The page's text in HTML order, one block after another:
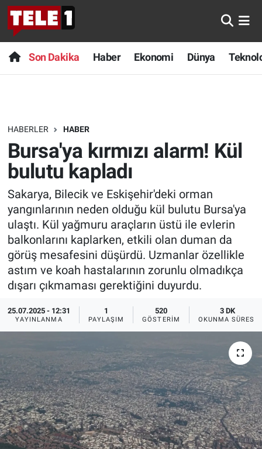
Son Dakika Haber Ekonomi Dünya
HABERLER HABER
Bursa'ya kırmızı alarm! Kül
bulutu kapladı
Sakarya, Bilecik ve Eskişehir'deki orman
yangınlarının neden olduğu kül bulutu Bursa'ya
ulaştı. Kül yağmuru araçların üstü ile evlerin
balkonlarını kaplarken, etkili olan duman da
görüş mesafesini düşürdü. Uzmanlar özellikle
astım ve koah hastalarının zorunlu olmadıkça
dışarı çıkmaması gerektiğini duyurdu.
25.07.2025 - 12:31
YAYINLANMA
1
PAYLAŞIM
520
GÖSTERIM
3 DK
OKUNMA SÜRESI
Anında Manşet
Başka Sohbetler
Bilim turu
Bilim ve Teknoloji Evreni
Doğa Konuşuyor
Dünya
Ege Saati
Ege'den Esintiler
Eğitim
Ekonomi
Forum
Gerçeğin İzinde
Son Dakika
Haber
Dünya
Teknoloji
Sağlık
Spor
Yayın Akışı
İletişim
Nöbetçi Eczaneler
Hava Durumu
Trafik Durumu
Süper Lig Puan Durumu ve Fikstür
Tüm Manşetler
Son Dakika Haberleri
Haber Arşivi